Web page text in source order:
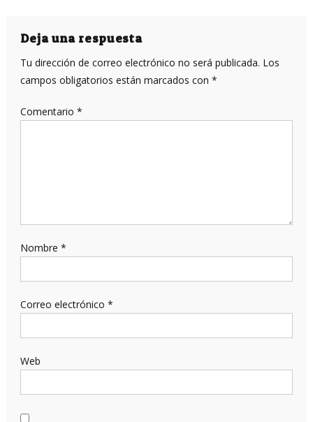
entradas
Deja una respuesta
Tu dirección de correo electrónico no será publicada. Los
campos obligatorios están marcados con *
Comentario *
Nombre *
Correo electrónico *
Web